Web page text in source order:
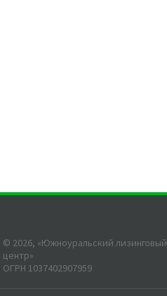
© 2026, «Южноуральский лизинговый
центр»
ОГРН 1037402907959